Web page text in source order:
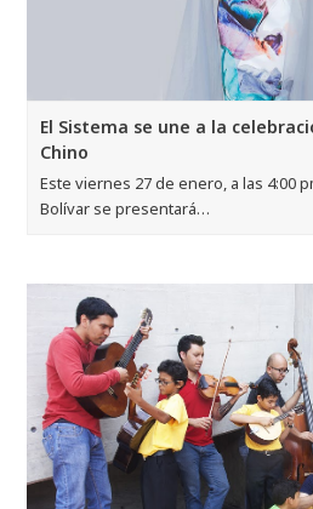
El Sistema se une a la
Chino
Este viernes 27 de enero, a las 4:00
Bolívar se presentará…